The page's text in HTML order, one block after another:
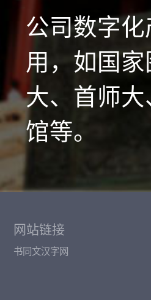
公司数字
用，如国
大、首师
馆等。
网站链接
书同文汉字网